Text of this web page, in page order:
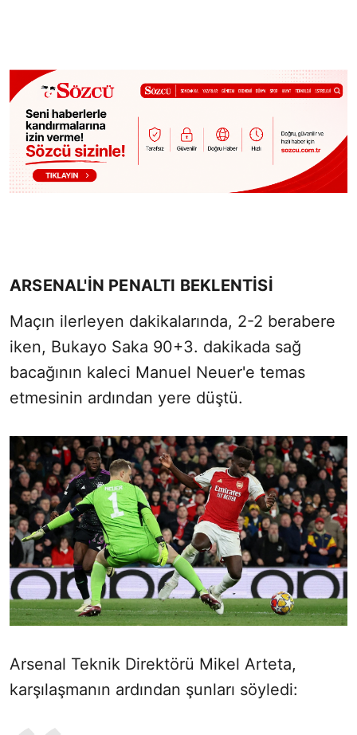
ARSENAL'İN PENALTI BEKLENTİSİ
Maçın ilerleyen dakikalarında, 2-2 berabere
iken, Bukayo Saka 90+3. dakikada sağ
bacağının kaleci Manuel Neuer'e temas
etmesinin ardından yere düştü.
Arsenal Teknik Direktörü Mikel Arteta,
karşılaşmanın ardından şunları söyledi: